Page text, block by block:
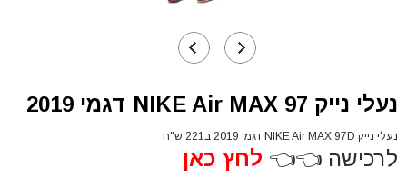
נעלי נייק NIKE Air MAX 97 דגמי 2019
נעלי נייק NIKE Air MAX 97D דגמי 2019 ב221 ש"ח
לרכישה 👈👈 לחץ כאן